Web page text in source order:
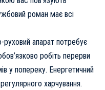
роман має всі
руховий апарат потребує
робіть перерви
у попереку. Енергетичний
харчування.